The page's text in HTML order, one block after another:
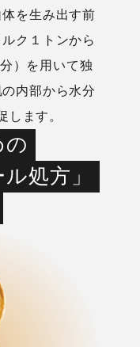
を生み出す前
ク１トンから
）を用いて独
内部から水分
します。
の
処方」